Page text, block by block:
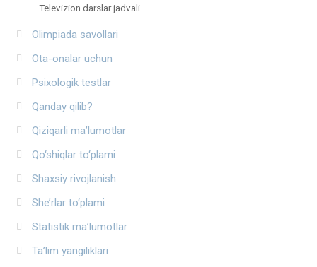
Televizion darslar jadvali
Olimpiada savollari
Ota-onalar uchun
Psixologik testlar
Qanday qilib?
Qiziqarli ma’lumotlar
Qo‘shiqlar to‘plami
Shaxsiy rivojlanish
She’rlar to‘plami
Statistik ma’lumotlar
Ta’lim yangiliklari